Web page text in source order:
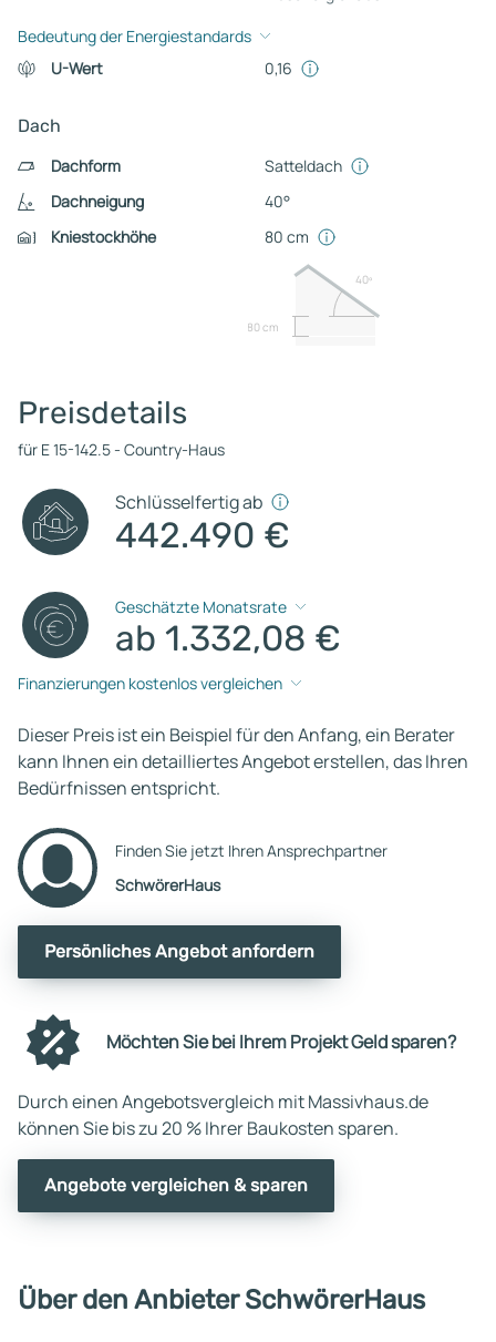
Bedeutung der Energiestandards
U-Wert
0,16
Dach
Dachform
Satteldach
Dachneigung
40°
Kniestockhöhe
80 cm
80 cm
40º
Preisdetails
für E 15-142.5 - Country-Haus
Schlüsselfertig ab
442.490 €
Geschätzte Monatsrate
ab 1.332,08 €
Finanzierungen kostenlos vergleichen
Dieser Preis ist ein Beispiel für den Anfang, ein Berater
kann Ihnen ein detailliertes Angebot erstellen, das Ihren
Bedürfnissen entspricht.
Finden Sie jetzt Ihren Ansprechpartner
SchwörerHaus
Persönliches Angebot anfordern
Möchten Sie bei Ihrem Projekt Geld sparen?
Durch einen Angebotsvergleich mit Massivhaus.de
können Sie bis zu 20 % Ihrer Baukosten sparen.
Angebote vergleichen & sparen
Über den Anbieter SchwörerHaus